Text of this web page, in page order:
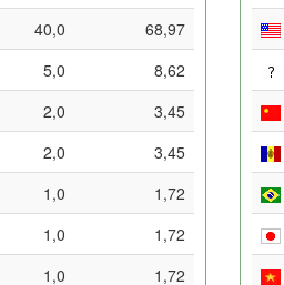
40,0
68,97
5,0
8,62
2,0
3,45
2,0
3,45
1,0
1,72
1,0
1,72
1,0
1,72